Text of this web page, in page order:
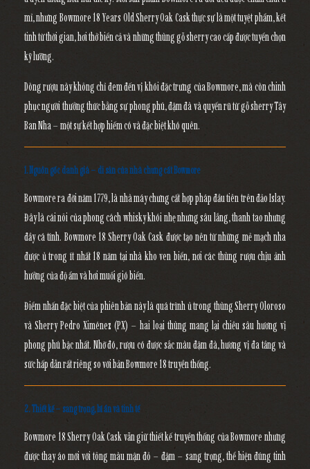
mỉ, nhưng Bowmore 18 Years Old Sherry Oak Caskthực sự là một tuyệt phẩm, kết
tinh từ thời gian, hơi thở biển cả và những thùng gỗ sherry cao cấp được tuyển chọn
kỹ lưỡng.
Dòng rượu này không chỉ đem đến vị khói đặc trưng của Bowmore, mà còn chinh
phục người thưởng thức bằng sự phong phú, đậm đà và quyến rũ từ gỗ sherry Tây
Ban Nha – một sự kết hợp hiếm có và đặc biệt khó quên.
1. Nguồn gốc danh giá – di sản của nhà chưng cất Bowmore
Bowmore ra đời năm 1779, là nhà máy chưng cất hợp pháp đầu tiên trên đảo Islay.
Đây là cái nôi của phong cách whisky khói nhẹ nhưng sâu lắng, thanh tao nhưng
đầy cá tính. Bowmore 18 Sherry Oak Cask được tạo nên từ những mẻ mạch nha
được ủ trong ít nhất 18 năm tại nhà kho ven biển, nơi các thùng rượu chịu ảnh
hưởng của độ ẩm và hơi muối gió biển.
Điểm nhấn đặc biệt của phiên bản này là quá trình ủ trongthùng Sherry Oloroso
và Sherry Pedro Ximénez (PX) – hai loại thùng mang lại chiều sâu hương vị
phong phú bậc nhất. Nhờ đó, rượu có được sắc màu đậm đà, hương vị đa tầng và
sức hấp dẫn rất riêng so với bản Bowmore 18 truyền thống.
2. Thiết kế – sang trọng, bí ẩn và tinh tế
Bowmore 18 Sherry Oak Cask vẫn giữ thiết kế truyền thống của Bowmore nhưng
được thay áo mới với tông màumận đỏ – đậm – sang trọng, thể hiện đúng tinh